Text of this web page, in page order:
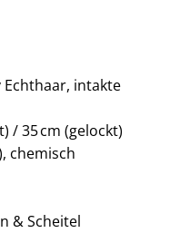
Echthaar, intakte
/ 35 cm (gelockt)
chemisch
& Scheitel